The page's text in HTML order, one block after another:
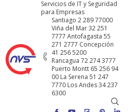
Servicios de IT y Seguridad
para Empresas
Santiago 2 289 77000
Viña del Mar 32 251
7777 Antofagasta 55
271 2777 Concepción
41 256 5200
Rancagua 72 274 3777
Puerto Montt 65 256 94
00 La Serena 51 247
7770 Los Andes 34 237
6300
Buscar: